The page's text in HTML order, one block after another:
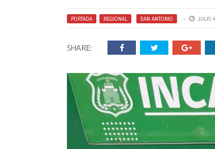
PORTADA , REGIONAL , SAN ANTONIO JULIO
SHARE: